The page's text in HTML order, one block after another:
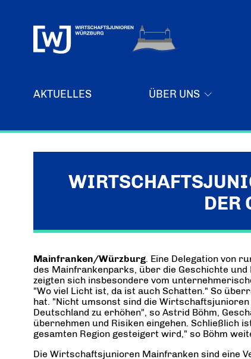
AKTUELLES ÜBER UNS
Forum „Junge Wirtschaft“ – Mitgliedermagazin
UNSER NETZWERK
Senatoren
DER
Mainfranken/Würzburg. Eine Delegation von
des Mainfrankenparks, über die Geschichte
zeigten sich insbesondere vom
"Wo viel Licht ist, da ist auch Schatten." So
hat. "Nicht umsonst sind die
Deutschland zu erhöhen", so Astrid Böhm,
übernehmen und Risiken eingehen. Schließlich
gesamten Region gesteigert wird," so Böhm
Die Wirtschaftsjunioren Mainfranken sind eine